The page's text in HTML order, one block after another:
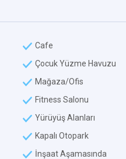
Cafe
Çocuk Yüzme Havuzu
Mağaza/Ofis
Fitness Salonu
Yürüyüş Alanları
Kapalı Otopark
İnşaat Aşamasında